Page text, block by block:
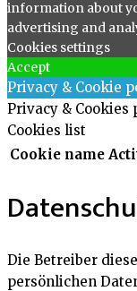
information about
advertising and
Cookies settings
Accept
Privacy & Cookie
Privacy & Cookies
Cookies list
Cookie name
Die Betreiber
persönlichen